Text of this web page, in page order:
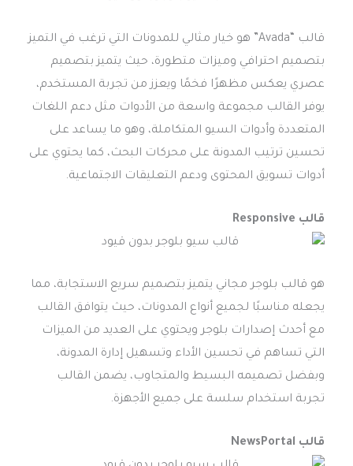
قالب “Avada” هو خيار مثالي للمدونات التي ترغب في التميز
بتصميم احترافي وميزات متطورة، حيث يتميز بتصميم
عصري يعكس مظهرًا فخمًا ويعزز من تجربة المستخدم،
يوفر القالب مجموعة واسعة من الأدوات مثل دعم اللغات
المتعددة وأدوات السيو المتكاملة، وهو ما يساعد على
تحسين ترتيب المدونة على محركات البحث، كما يحتوي على
أدوات تسويق المحتوى ودعم التعليقات الاجتماعية.
قالب Responsive
هو قالب بلوجر مجاني يتميز بتصميم سريع الاستجابة، مما
يجعله مناسبًا لجميع أنواع المدونات، حيث يتوافق القالب
مع أحدث إصدارات بلوجر ويحتوي على العديد من الميزات
التي تساهم في تحسين الأداء وتسهيل إدارة المدونة،
وبفضل تصميمه البسيط والمتجاوب، يضمن القالب
تجربة استخدام سلسة على جميع الأجهزة.
قالب NewsPortal